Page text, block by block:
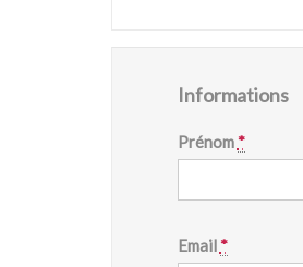
Informations
Prénom*
Email*